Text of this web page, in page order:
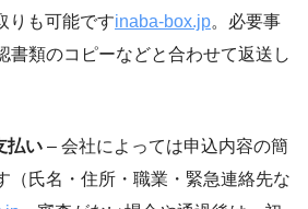
りも可能ですinaba-box.jp。必要事
書類のコピーなどと合わせて返送し
払い – 会社によっては申込内容の簡
（氏名・住所・職業・緊急連絡先な